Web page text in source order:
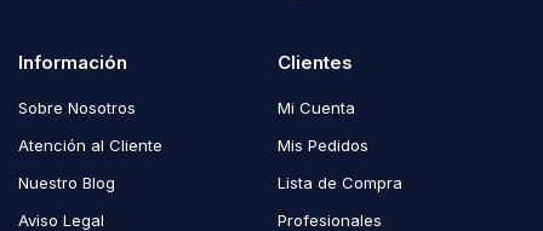
Información
Sobre Nosotros
Atención al Cliente
Nuestro Blog
Aviso Legal
Clientes
Mi Cuenta
Mis Pedidos
Lista de Compra
Profesionales